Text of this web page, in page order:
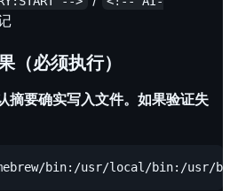
（必须执行）
摘要确实写入文件。如果验证失